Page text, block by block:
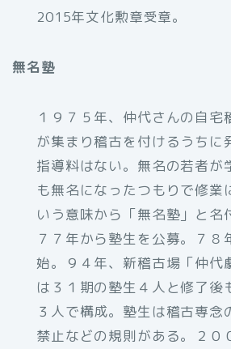
2015年文化勲章受章。
無名塾
１９７５年、仲代さんの自宅
が集まり稽古を付けるうちに
指導料はない。無名の若者が
も無名になったつもりで修業
いう意味から「無名塾」と名
７７年から塾生を公募。７８
始。９４年、新稽古場「仲代
は３１期の塾生４人と修了後
３人で構成。塾生は稽古専念
禁止などの規則がある。２０